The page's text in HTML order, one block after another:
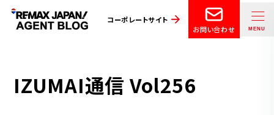
コーポレートサイト
お問い合わせ
IZUMAI通信 Vol256